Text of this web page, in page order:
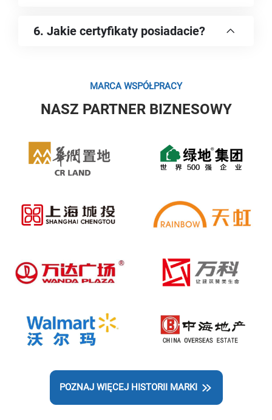
6. Jakie certyfikaty posiadacie?
MARCA WSPÓŁPRACY
NASZ PARTNER BIZNESOWY
POZNAJ WIĘCEJ HISTORII MARKI